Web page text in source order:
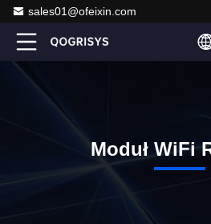
sales01@ofeixin.com
Moduł WiFi